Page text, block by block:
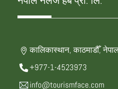
कालिकास्थान, काठमाडौँ,
+977-1-4523973
info@tourismface.com